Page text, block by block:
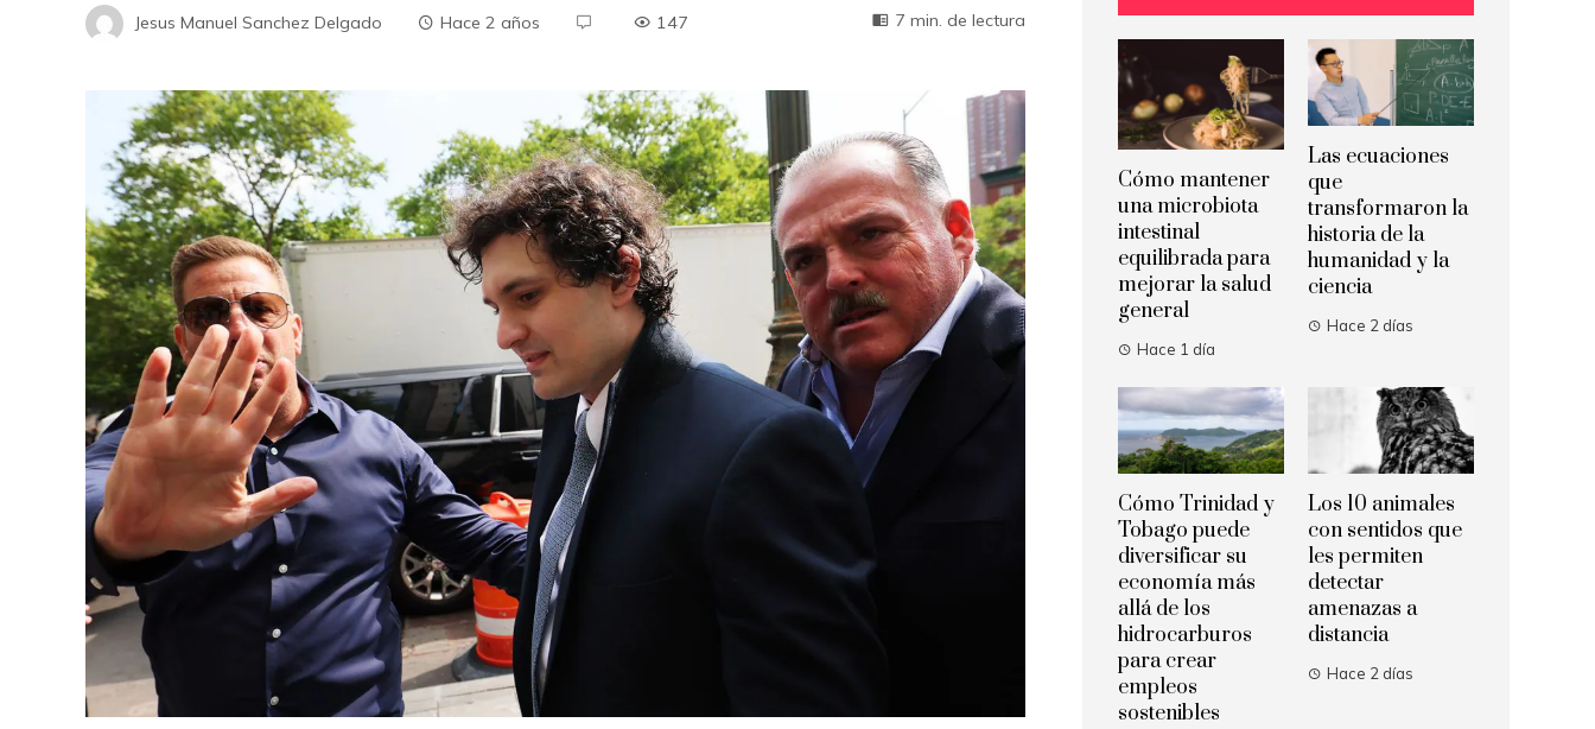
Jesus Manuel Sanchez Delgado Hace 2 años 147 7 min. de lectura
Cómo mantener
una microbiota
intestinal
equilibrada para
mejorar la salud
general
Hace 1 día
Las ecuaciones
que
transformaron la
historia de la
humanidad y la
ciencia
Hace 2 días
Cómo Trinidad y
Tobago puede
diversificar su
economía más
allá de los
hidrocarburos
para crear
empleos
sostenibles
Los 10 animales
con sentidos que
les permiten
detectar
amenazas a
distancia
Hace 2 días